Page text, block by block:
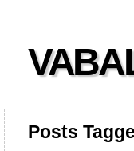
Posts